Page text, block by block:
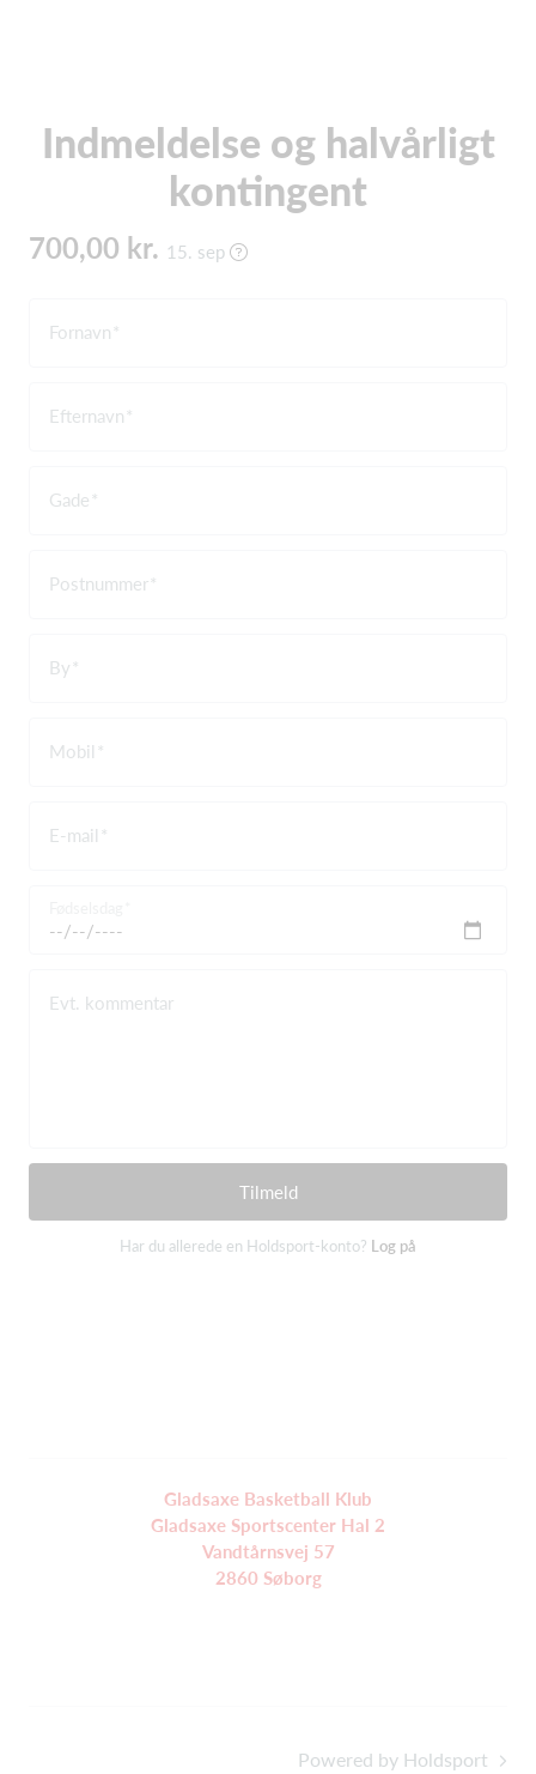
Indmeldelse og halvårligt
kontingent
700,00 kr. 15. sep
Fornavn
Efternavn
Gade
Postnummer
By
Mobil
E-mail
Evt. kommentar
Tilmeld
Har du allerede en Holdsport-konto? Log på
Gladsaxe Basketball Klub
Gladsaxe Sportscenter Hal 2
Vandtårnsvej 57
2860 Søborg
Powered by Holdsport